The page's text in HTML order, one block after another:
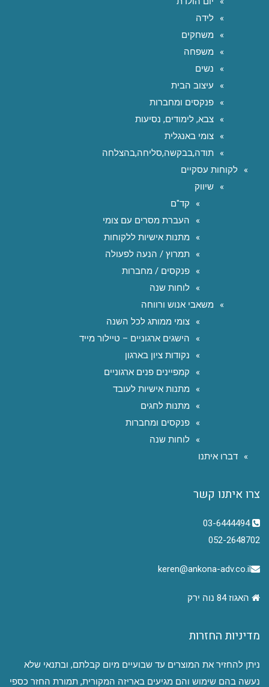
לידה
משחקים
משפחה
נשים
עיצוב הבית
פנקסים ומחברות
צבא, לימודים, נסיעות
צומי באנגלית
תודה,בבקשה,סליחה,בהצלחה
לקוחות עסקיים
שיווק
קד"ם
העברת מסרים עם צומי
מתנות אישיות ללקוחות
תמרוץ / הנעה לפעולה
פנקסים / מחברות
לוחות שנה
משאבי אנוש ורווחה
צומי ממותג לכל השנה
הישגים ארגוניים – טיילור מייד
נקודות ציון בארגון
קמפיינים פנים ארגוניים
מתנות אישיות לעובד
מתנות לחגים
פנקסים ומחברות
לוחות שנה
דברו איתנו
צרו איתנו קשר
03-6444494
052-2648702
keren@ankona-adv.co.il
האגוז 84 נוה ירק
מדיניות החזרות
ניתן להחזיר את המוצרים עד שבועיים מיום קבלתם, ובתנאי שלא
נעשה בהם שימוש והם מגיעים באריזה המקורית, תמורת החזר כספי